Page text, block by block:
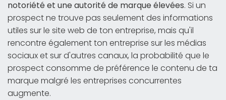
notoriété et une autorité de marque élevées. Si un
prospect ne trouve pas seulement des informations
utiles sur le site web de ton entreprise, mais qu'il
rencontre également ton entreprise sur les médias
sociaux et sur d'autres canaux, la probabilité que le
prospect consomme de préférence le contenu de ta
marque malgré les entreprises concurrentes
augmente.